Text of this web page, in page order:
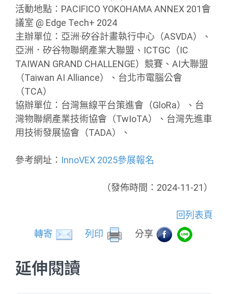
活動地點：PACIFICO YOKOHAMA ANNEX 201會
議室 @ Edge Tech+ 2024
主辦單位：亞洲·矽谷計畫執行中心（ASVDA）、
亞洲．矽谷物聯網產業大聯盟、ICTGC（IC
TAIWAN GRAND CHALLENGE）競賽、AI大聯盟
（Taiwan AI Alliance）、台北市電腦公會
（TCA）
協辦單位：台灣無線平台策進會（GloRa）、台
灣物聯網產業技術協會（TwIoTA）、台灣先進車
用技術發展協會（TADA）、
參考網址： InnoVEX 2025參展報名
（發佈時間：2024-11-21）
回列表頁
轉寄
列印 分享
延伸閱讀